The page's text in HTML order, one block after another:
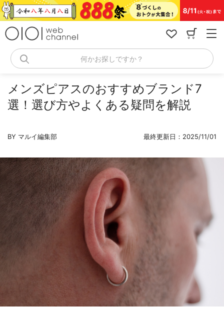
コ
ン
何かお探しですか？
メンズピアスのおすすめブランド7
選！選び方やよくある疑問を解説
BY マルイ編集部 最終更新日：2025/11/01